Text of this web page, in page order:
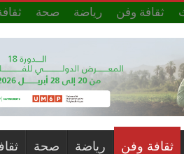
ثقافة وفن رياضة صحة
ثقافة وفن رياضة صحة